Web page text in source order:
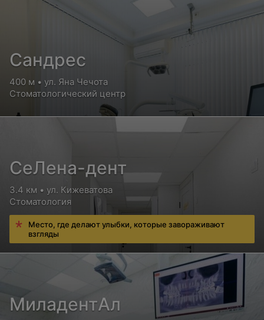
Сандрес
400 м • ул. Яна Чечота
Стоматологический центр
СеЛена-дент
3.4 км • ул. Кижеватова
Стоматология
Место, где делают улыбки, которые завораживают
взгляды
МиладентАл